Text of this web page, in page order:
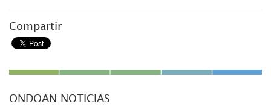
Compartir
ONDOAN NOTICIAS